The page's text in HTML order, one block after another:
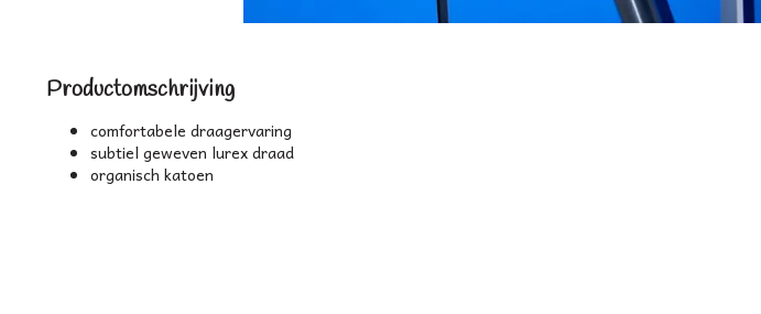
Productomschrijving
comfortabele draagervaring
subtiel geweven lurex draad
organisch katoen